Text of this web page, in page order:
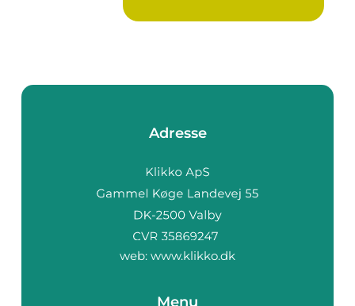
Adresse
web: www.klikko.dk
Menu